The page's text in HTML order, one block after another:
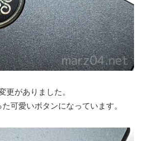
更がありました。
可愛いボタンになっています。